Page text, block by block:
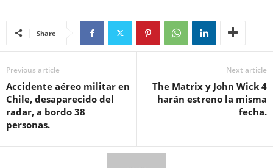
Share
Previous article
Accidente aéreo militar en
Chile, desaparecido del
radar, a bordo 38
personas.
Next article
The Matrix y John Wick 4
harán estreno la misma
fecha.